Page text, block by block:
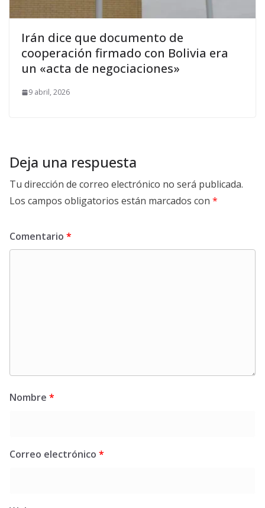
Irán dice que documento de
cooperación firmado con Bolivia era
un «acta de negociaciones»
9 abril, 2026
Deja una respuesta
Tu dirección de correo electrónico no será publicada.
Los campos obligatorios están marcados con *
Comentario *
Nombre *
Correo electrónico *